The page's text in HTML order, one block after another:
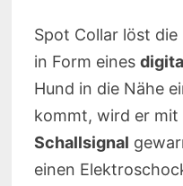
Spot Collar löst
in Form eines
Hund in die Nähe
kommt, wird er mit
Schallsignal
einen